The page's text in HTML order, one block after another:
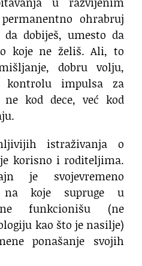
ohrabruj
dobiješ, umesto da
koje ne želiš. Ali, to
dobru volju,
impulsa za
kod dece, već kod
istraživanja o
je korisno i roditeljima.
je svojevremeno
na koje supruge u
funkcionišu (ne
kao što je nasilje)
ponašanje svojih